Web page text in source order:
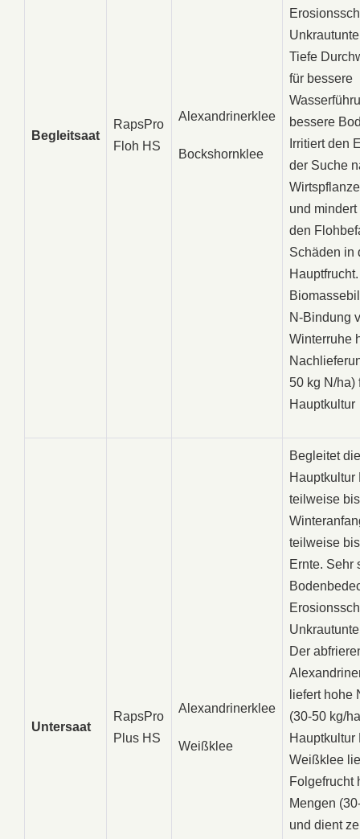
Begleitsaat
RapsPro
Floh HS
Alexandrinerklee
Bockshornklee
Tiefe
für bessere
bessere
Irritiert den
der Suche
und
den
Schäden in
N-Bindung
Winterruhe
50 kg N/ha)
Hauptkultur
Untersaat
RapsPro
Plus HS
Alexandrinerklee
Weißklee
Begleitet die
Hauptkultur
teilweise bis
teilweise
Ernte. Sehr
Der
liefert hohe
(30-50 kg/
Hauptkultur
Weißklee
Folgefrucht
Mengen
und dient